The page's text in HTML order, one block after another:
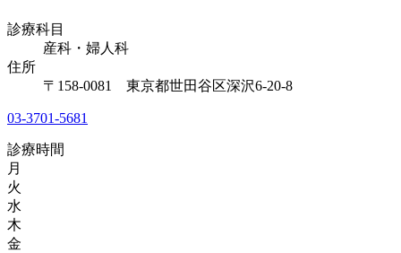
診療科目
産科・婦人科
住所
〒158-0081 東京都世田谷区深沢6-20-8
03-3701-5681
診療時間
月
火
水
木
金